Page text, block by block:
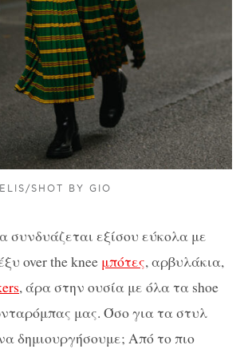
SHOT BY GIO
συνδυάζεται εξίσου εύκολα με
over the knee μπότες, αρβυλάκια,
, άρα στην ουσία με όλα τα shoe
μας. Όσο για τα στυλ
δημιουργήσουμε; Από το πιο